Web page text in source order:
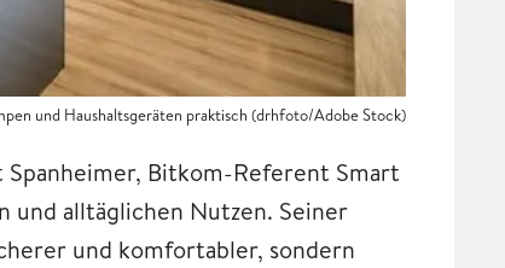
und Haushaltsgeräten praktisch (drhfoto/Adobe Stock)
Bitkom-Referent Smart
und alltäglichen Nutzen. Seiner
und komfortabler, sondern